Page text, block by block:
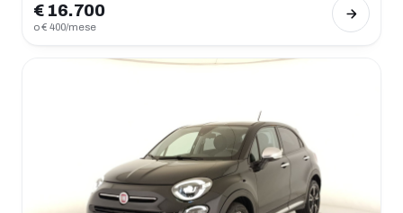
€ 16.700
o € 400/mese